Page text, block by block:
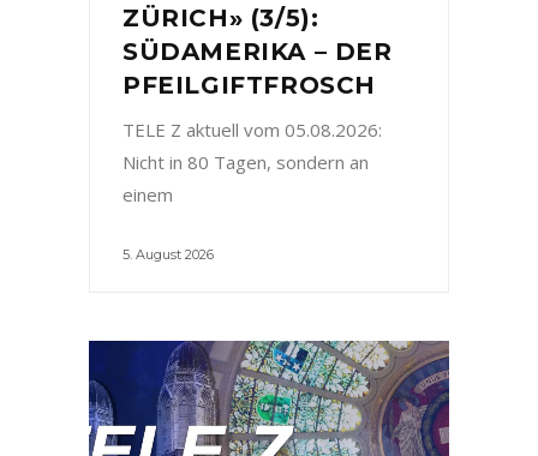
ZÜRICH» (3/5):
SÜDAMERIKA – DER
PFEILGIFTFROSCH
TELE Z aktuell vom 05.08.2026:
Nicht in 80 Tagen, sondern an
einem
5. August 2026